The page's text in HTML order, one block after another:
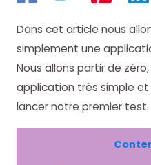
Dans cet article nous
simplement une
Nous allons partir de
application très simple
lancer notre premier test.